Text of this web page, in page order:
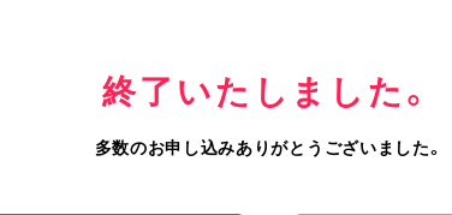
終了いたしました。
多数のお申し込みありがとうございました。